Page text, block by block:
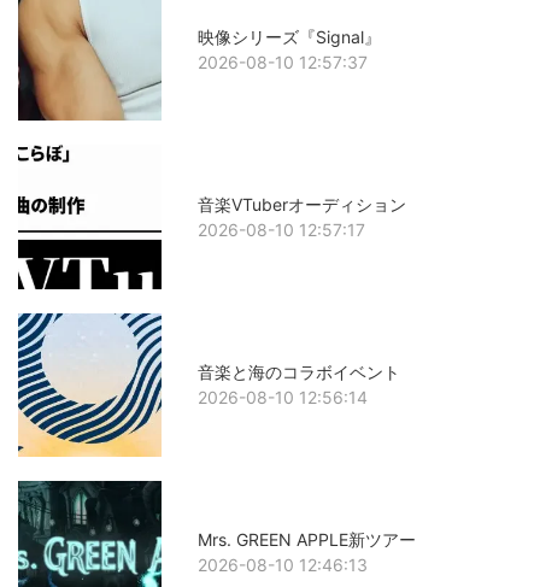
映像シリーズ『Signal』
2026-08-10 12:57:37
音楽VTuberオーディション
2026-08-10 12:57:17
音楽と海のコラボイベント
2026-08-10 12:56:14
Mrs. GREEN APPLE新ツアー
2026-08-10 12:46:13